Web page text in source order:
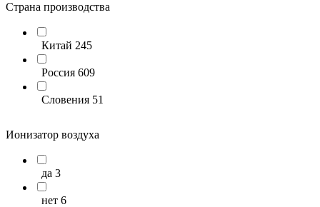
IDS-Drive
IMP PUMPS
LAMPRECHT
RGP 7
ROYAL CLIMA
Без бренда
Страна производства
Китай 245
Россия 609
Словения 51
Ионизатор воздуха
да 3
нет 6